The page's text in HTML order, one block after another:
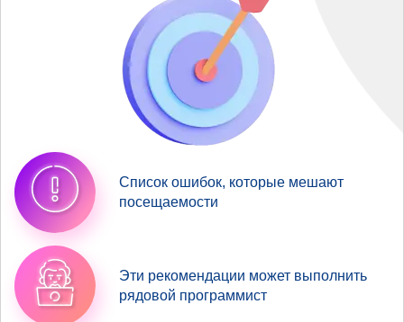
Список ошибок, которые мешают
посещаемости
Эти рекомендации может выполнить
рядовой программист